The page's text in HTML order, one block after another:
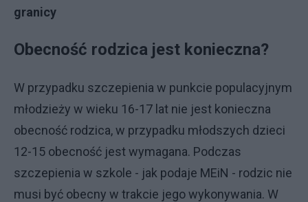
granicy
Obecność rodzica jest konieczna?
W przypadku szczepienia w punkcie populacyjnym
młodzieży w wieku 16-17 lat nie jest konieczna
obecność rodzica, w przypadku młodszych dzieci
12-15 obecność jest wymagana. Podczas
szczepienia w szkole - jak podaje MEiN - rodzic nie
musi być obecny w trakcie jego wykonywania. W